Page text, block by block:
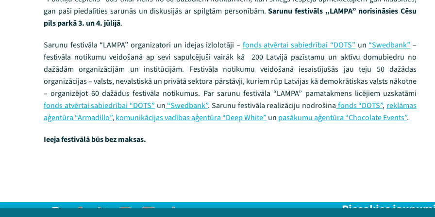
gan paši piedalīties sarunās un diskusijās ar spilgtām personībām.Sarunu festivāls „LAMPA” norisināsies Cēsu
pils parkā3. un 4. jūlijā.
Sarunu festivāla “LAMPA” organizatori un idejas izlolotāji – fonds atvērtai sabiedrībai “DOTS” un “Swedbank” –
festivāla notikumu veidošanā ap sevi sapulcējuši vairāk kā 200 Latvijā pazīstamu un aktīvu domubiedru no
dažādām organizācijām un institūcijām. Festivāla notikumu veidošanā iesaistījušās jau teju 50 dažādas
organizācijas – valsts, nevalstiskā un privātā sektora pārstāvji, kuriem rūp Latvijas kā demokrātiskas valsts nākotne
– organizējot 60 dažādus festivāla notikumus. Par sarunu festivāla “LAMPA” pamatakmens licējiem uzskatāmi
fonds atvērtai sabiedrībai “DOTS” un “Swedbank”. Sarunu festivāla realizāciju nodrošina fonds “DOTS”, reklāmas
aģentūra “Armadillo”,komunikācijas vadības aģentūra “Deep White” un pasākumu aģentūra “Chocolate Events”.
Ieeja festivālā būs bez maksas.
Piesakies